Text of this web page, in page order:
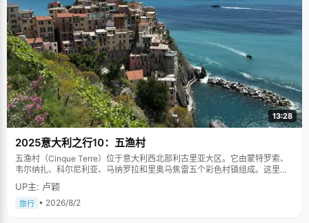
13:28
2025意大利之行10：五渔村
五渔村（Cinque Terre）位于意大利西北部利古里亚大区。它由蒙特罗索、
韦尔纳扎、科尔尼利亚、马纳罗拉和里奥马焦雷五个彩色村镇组成。这里依
山傍海，房屋色彩斑斓，1997年被列为世界文化遗产。
UP主: 卢颖
旅行 • 2026/8/2